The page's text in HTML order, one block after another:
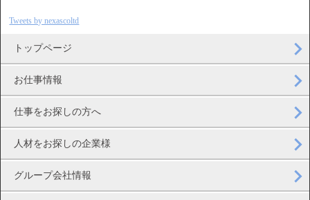
Tweets by nexascoltd
トップページ
お仕事情報
仕事をお探しの方へ
人材をお探しの企業様
グループ会社情報